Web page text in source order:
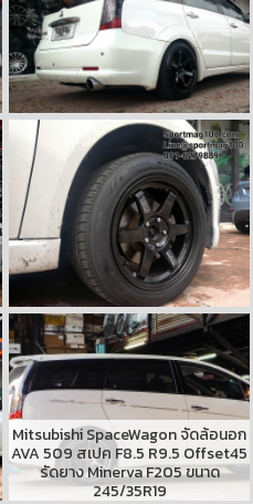
Mitsubishi SpaceWagon จัดล้อนอก
AVA 509 สเปค F8.5 R9.5 Offset45
รัดยาง Minerva F205 ขนาด
245/35R19